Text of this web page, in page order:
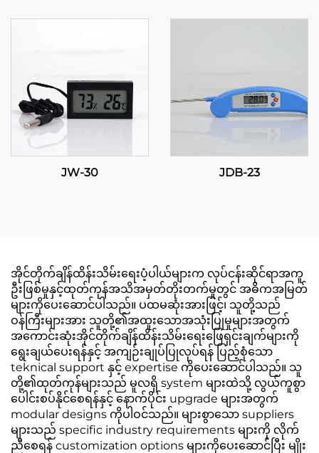
နီလုပ်ငန်းအတွက် ဆန့်ကျင်း
JW-30 JDB-23
အိုင်တိုက်ချိန်ထိန်းသိမ်းရေးပံ့ပါယ်များက လုပ်ငန်းဆိုင်ရာအကူ
ဦးဖြစ်မှုနှင့်ထုတ်ကုန်အသိအမှတ်တိုးတက်မှုတွင် အဓိကအမြတ်
များကိုပေးဆောင်ပါသည်။ ပထမဆုံးအားဖြင့်၊ သူတို့သည်
ဝန်ကြီးများအား သူတို့၏အထူးသောအသုံးပြုမှုများအတွက်
အကောင်းဆုံးအိုင်တိုက်ချိန်ထိန်းသိမ်းရေးဖြေရှင်းချက်များကို
ရွေးချယ်ပေးရန်နှင့် အကျဉ်းချုပ်ပြုလုပ်ရန် ပြည့်စုံသော
teknical support နှင့် expertise ကိုပေးဆောင်ပါသည်။ သူ
တို့၏ထုတ်ကုန်များသည် မူလရှိ system များထဲသို့ လွယ်ကူစွာ
ပေါင်းစပ်နိုင်စေရန်နှင့် နောက်ပိုင်း upgrade များအတွက်
modular designs ကိုပါဝင်သည်။ များစွာသော suppliers
များသည် specific industry requirements များကို လိုက်
ညီစေရန် customization options များကိုပေးဆောင်ပြီး မျိုး